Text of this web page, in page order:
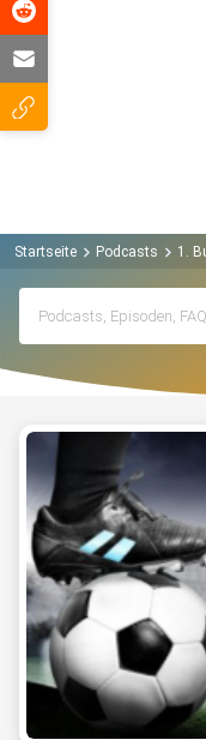
Startseite Podcasts 1.